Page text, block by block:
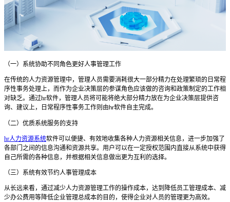
（一）系统协助不同角色更好人事管理工作
在传统的人力资源管理中，管理人员需要消耗很大一部分精力在处理繁琐的日常程
序性事务处理上，而作为企业决策层的参谋角色应该做的咨询和政策制定的工作相
对缺乏。通过hr软件，管理人员将可能将绝大部分精力放在为企业决策层提供咨
询、建议上，日常程序性事务工作则由 hr软件自主完成。
（二）优质系统服务的支持
hr人力资源系统软件可以便捷、有效地收集各种人力资源相关信息，进一步加强了
各部门之间的信息沟通和资源共享。用户可以在一定授权范围内直接从系统中获得
自己所需的各种信息，并根据相关信息做出更为互利的选择。
（三）系统有效节约人事管理成本
从长远来看，通过减少人力资源管理工作的操作成本，达到降低员工管理成本、减
少办公费用等降低企业管理总成本的目的，使得企业对人员的管理更为高效。